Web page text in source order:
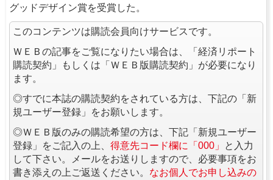
グッドデザイン賞を受賞した。
このコンテンツは購読会員向けサービスです。
ＷＥＢの記事をご覧になりたい場合は、「経済リポート
購読契約」もしくは「ＷＥＢ版購読契約」が必要になり
ます。
◎すでに本誌の購読契約をされている方は、下記の「新
規ユーザー登録」をお願いします。
◎ＷＥＢ版のみの購読希望の方は、下記「新規ユーザー
登録」をご記入の上、 得意先コード欄に「000」
と入力
して下さい。メールをお送りしますので、必要事項をお
書き添えの上ご返送ください。 なお個人でお申し込みの